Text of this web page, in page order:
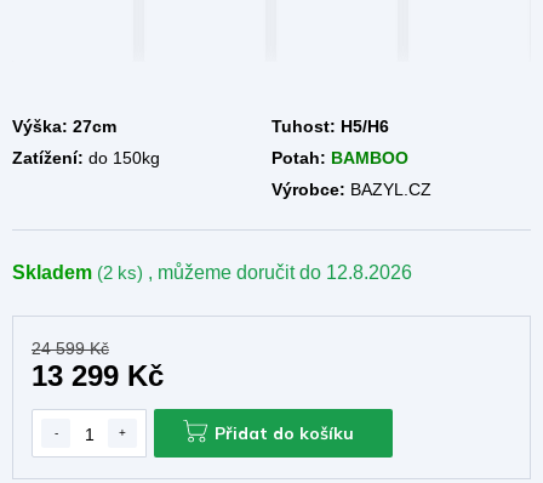
Skladem (2 ks) , můžeme doručit do 12.8.2026
Výška: 27cm Tuhost: H5/H6
Zatížení: do 150kg Potah: BAMBOO
Výrobce: BAZYL.CZ
24 599 Kč
13 299 Kč
Přidat do košíku